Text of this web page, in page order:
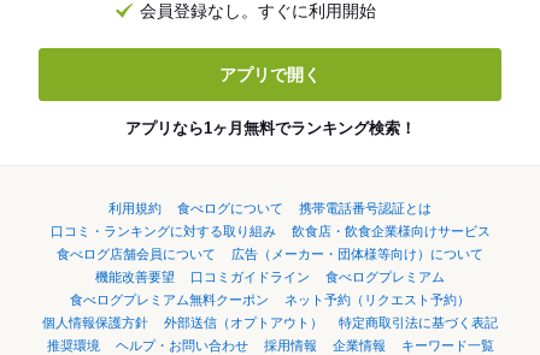
会員登録なし。すぐに利用開始
アプリで開く
アプリなら1ヶ月無料でランキング検索！
利用規約 食べログについて
携帯電話番号認証とは
口コミ・ランキングに対する取り組み
飲食店・飲食企業様向けサービス
食べログ店舗会員について
広告（メーカー・団体様等向け）について
機能改善要望
口コミガイドライン
食べログプレミアム
食べログプレミアム無料クーポン
ネット予約（リクエスト予約）
個人情報保護方針
外部送信（オプトアウト）
特定商取引法に基づく表記
推奨環境
ヘルプ・お問い合わせ 採用情報 企業情報
キーワード一覧